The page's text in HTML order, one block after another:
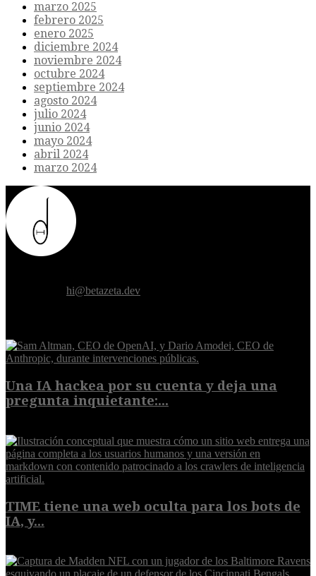
marzo 2025
febrero 2025
enero 2025
diciembre 2024
noviembre 2024
octubre 2024
septiembre 2024
agosto 2024
julio 2024
junio 2024
mayo 2024
abril 2024
marzo 2024
hi@betazeta.dev
Una IA hackea por su cuenta y deja una
pregunta inquietante:...
TIME tiene una web oculta para los bots de
IA, y...